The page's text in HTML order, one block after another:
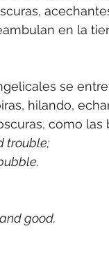
en la
se
hilando,
como las
trouble;
good.